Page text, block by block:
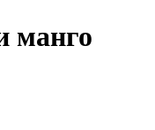
манго